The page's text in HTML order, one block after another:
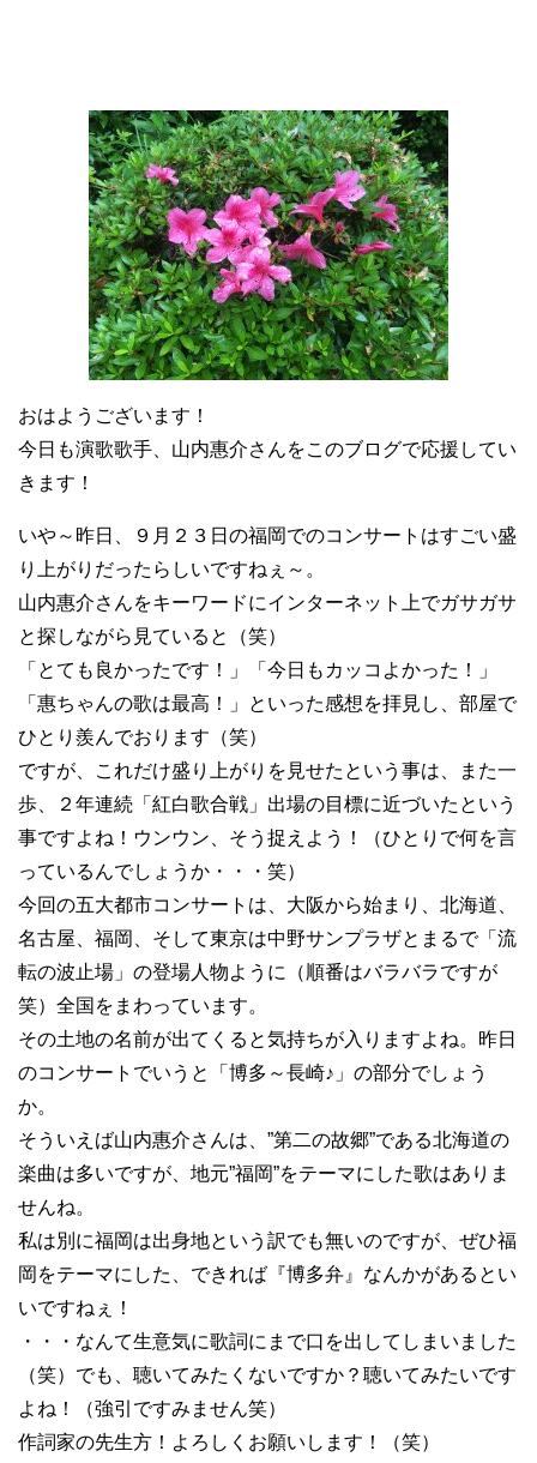
おはようございます！
今日も演歌歌手、山内惠介さんをこのブログで応援してい
きます！
いや～昨日、９月２３日の福岡でのコンサートはすごい盛
り上がりだったらしいですねぇ～。
山内惠介さんをキーワードにインターネット上でガサガサ
と探しながら見ていると（笑）
「とても良かったです！」「今日もカッコよかった！」
「惠ちゃんの歌は最高！」といった感想を拝見し、部屋で
ひとり羨んでおります（笑）
ですが、これだけ盛り上がりを見せたという事は、また一
歩、２年連続「紅白歌合戦」出場の目標に近づいたという
事ですよね！ウンウン、そう捉えよう！（ひとりで何を言
っているんでしょうか・・・笑）
今回の五大都市コンサートは、大阪から始まり、北海道、
名古屋、福岡、そして東京は中野サンプラザとまるで「流
転の波止場」の登場人物ように（順番はバラバラですが
笑）全国をまわっています。
その土地の名前が出てくると気持ちが入りますよね。昨日
のコンサートでいうと「博多～長崎♪」の部分でしょう
か。
そういえば山内惠介さんは、”第二の故郷”である北海道の
楽曲は多いですが、地元”福岡”をテーマにした歌はありま
せんね。
私は別に福岡は出身地という訳でも無いのですが、ぜひ福
岡をテーマにした、できれば『博多弁』なんかがあるとい
いですねぇ！
・・・なんて生意気に歌詞にまで口を出してしまいました
（笑）でも、聴いてみたくないですか？聴いてみたいです
よね！（強引ですみません笑）
作詞家の先生方！よろしくお願いします！（笑）